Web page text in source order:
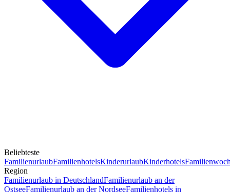
Beliebteste
FamilienurlaubFamilienhotelsKinderurlaubKinderhotels
Region
Familienurlaub in DeutschlandFamilienurlaub an der
OstseeFamilienurlaub an der NordseeFamilienhotels in